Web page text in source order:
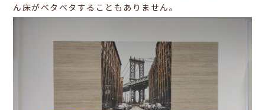
ん床がベタベタすることもありません。